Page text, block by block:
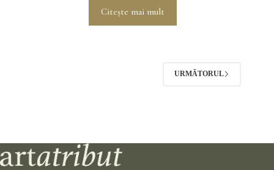
Citește mai mult
URMĂTORUL